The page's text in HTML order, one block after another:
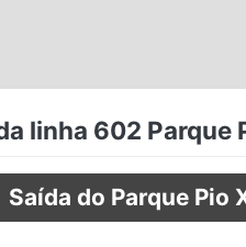
linha 602 Parque
Saída do Parque Pio